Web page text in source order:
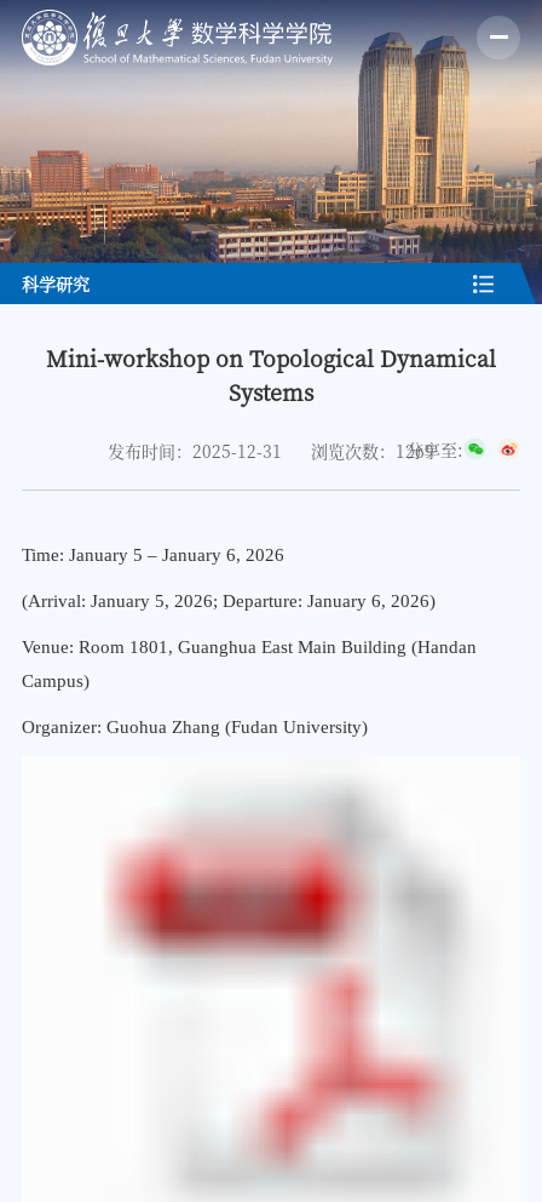
科学研究
Mini-workshop on Topological Dynamical
Systems
发布时间：2025-12-31 浏览次数： 1269
分享至:
Time: January 5 – January 6, 2026
(Arrival: January 5, 2026; Departure: January 6, 2026)
Venue: Room 1801, Guanghua East Main Building (Handan
Campus)
Organizer: Guohua Zhang (Fudan University)